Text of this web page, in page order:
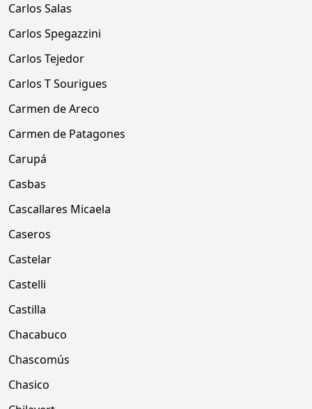
Carlos Salas
Carlos Spegazzini
Carlos Tejedor
Carlos T Sourigues
Carmen de Areco
Carmen de Patagones
Carupá
Casbas
Cascallares Micaela
Caseros
Castelar
Castelli
Castilla
Chacabuco
Chascomús
Chasico